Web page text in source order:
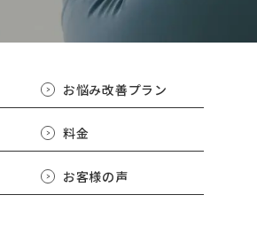
お悩み改善プラン
料金
お客様の声